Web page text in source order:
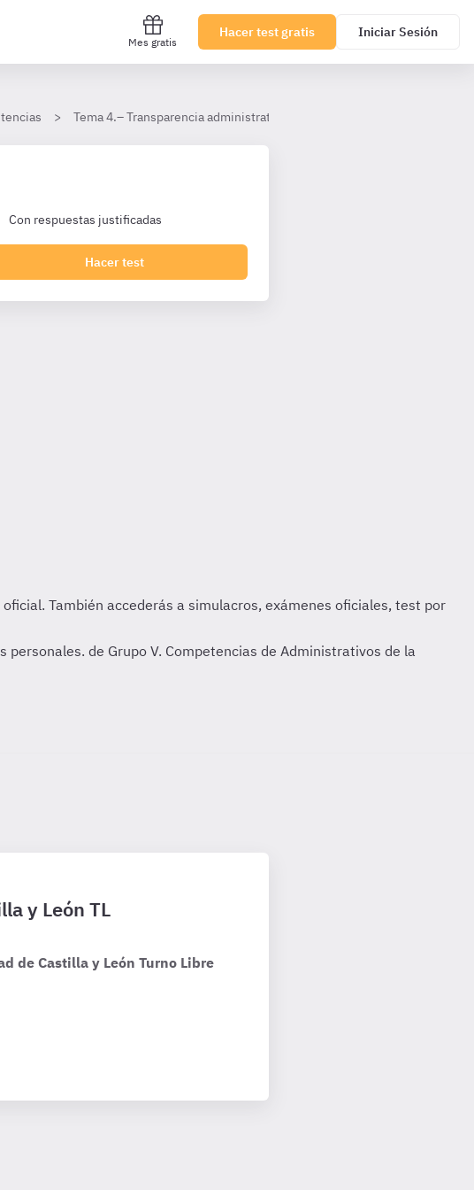
Mes gratis
Hacer test gratis Iniciar Sesión
Tema 4.– Transparencia administrativa. Protección de datos personales.
Con respuestas justificadas
Hacer test
de Grupo V. Competencias de Administrativos de la
y León TL
de Castilla y León Turno Libre